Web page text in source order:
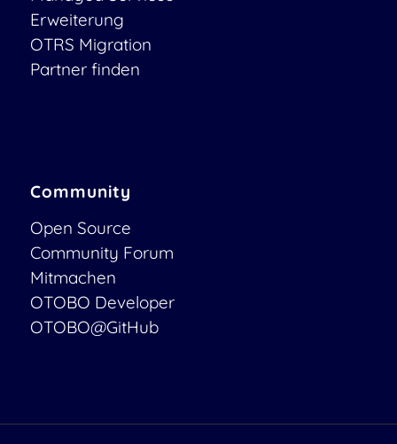
Erweiterung
OTRS Migration
Partner finden
Community
Open Source
Community Forum
Mitmachen
OTOBO Developer
OTOBO@GitHub